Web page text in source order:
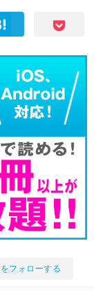
フォローする